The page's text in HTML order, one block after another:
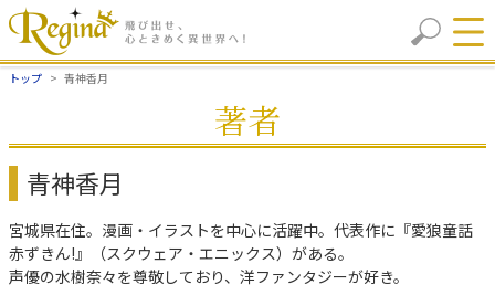
トップ 青神香月
著者
青神香月
宮城県在住。漫画・イラストを中心に活躍中。代表作に『愛狼童話
赤ずきん!』（スクウェア・エニックス）がある。
声優の水樹奈々を尊敬しており、洋ファンタジーが好き。